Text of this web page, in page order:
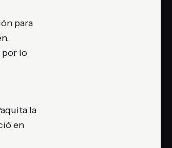
para
por lo
la
en